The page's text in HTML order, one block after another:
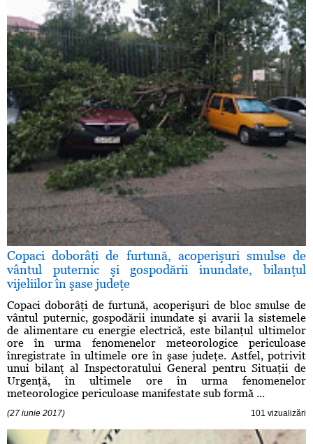
Copaci doborâţi de furtună, acoperişuri smulse de
vântul puternic şi gospodării inundate, bilanţul
vijeliilor în şase judeţe
Copaci doborâţi de furtună, acoperişuri de bloc smulse de
vântul puternic, gospodării inundate şi avarii la sistemele
de alimentare cu energie electrică, este bilanţul ultimelor
ore în urma fenomenelor meteorologice periculoase
înregistrate în ultimele ore în şase judeţe. Astfel, potrivit
unui bilanţ al Inspectoratului General pentru Situaţii de
Urgenţă, în ultimele ore în urma fenomenelor
meteorologice periculoase manifestate sub formă ...
(27 iunie 2017) 101 vizualizări